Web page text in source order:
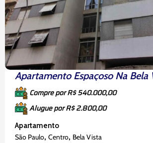
Apartamento Espaçoso Na Bela
Compre por R$ 540.000,00
Alugue por R$ 2.800,00
Apartamento
São Paulo, Centro, Bela Vista